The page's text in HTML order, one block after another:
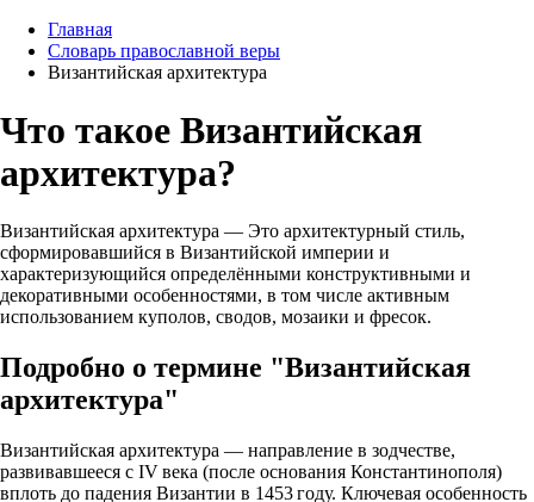
Главная
Словарь православной веры
Византийская архитектура
Что такое Византийская
архитектура?
Византийская архитектура — Это архитектурный стиль,
сформировавшийся в Византийской империи и
характеризующийся определёнными конструктивными и
декоративными особенностями, в том числе активным
использованием куполов, сводов, мозаики и фресок.
Подробно о термине "Византийская
архитектура"
Византийская архитектура — направление в зодчестве,
развивавшееся с IV века (после основания Константинополя)
вплоть до падения Византии в 1453 году. Ключевая особенность